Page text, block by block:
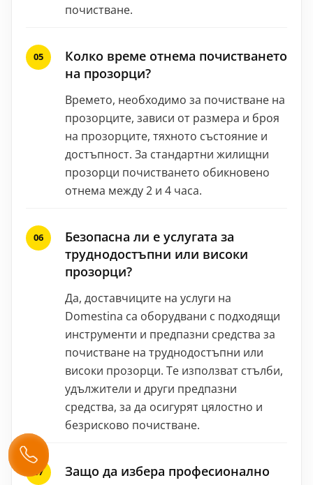
почистване.
Колко време отнема почистването
на прозорци?
Времето, необходимо за почистване на
прозорците, зависи от размера и броя
на прозорците, тяхното състояние и
достъпност. За стандартни жилищни
прозорци почистването обикновено
отнема между 2 и 4 часа.
Безопасна ли е услугата за
труднодостъпни или високи
прозорци?
Да, доставчиците на услуги на
Domestina са оборудвани с подходящи
инструменти и предпазни средства за
почистване на труднодостъпни или
високи прозорци. Те използват стълби,
удължители и други предпазни
средства, за да осигурят цялостно и
безрисково почистване.
Защо да избера професионално